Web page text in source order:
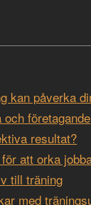
kan påverka
och företagande
resultat?
att orka
till träning
med